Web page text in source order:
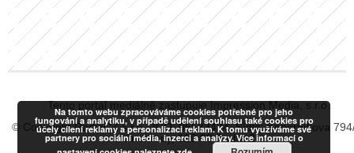
Tento portál mediálně zastupuje Impression Media, s.r.o.
© Copyright RadiaCZ s.r.o., IČO: 06533434, Sídlo: Koperníkova
Vinohrady, 120 00 Praha 2
Na tomto webu zpracováváme cookies potřebné pro jeho
fungování a analytiku, v případě udělení souhlasu také cookies pro
účely cílení reklamy a personalizaci reklam. K tomu využíváme své
partnery pro sociální média, inzerci a analýzy. Více informací o